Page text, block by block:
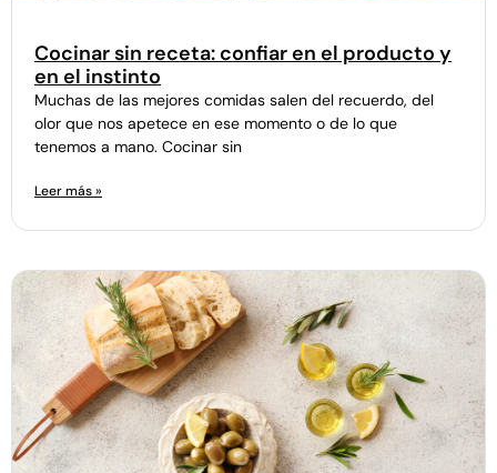
Cocinar sin receta: confiar en el producto y
en el instinto
Muchas de las mejores comidas salen del recuerdo, del
olor que nos apetece en ese momento o de lo que
tenemos a mano. Cocinar sin
Leer más »